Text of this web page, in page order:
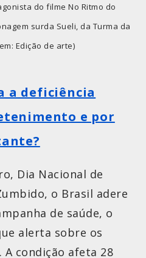
do filme No Ritmo do
surda Sueli, da Turma da
Edição de arte)
a deficiência
e por
Dia Nacional de
o Brasil adere
de saúde, o
alerta sobre os
condição afeta 28